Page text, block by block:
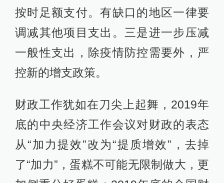
按时足额支付。有缺口的地区一律要
调减其他项目支出。三是进一步压减
一般性支出，除疫情防控需要外，严
控新的增支政策。
财政工作犹如在刀尖上起舞，2019年
底的中央经济工作会议对财政的表态
从“加力提效”改为“提质增效”，去掉
了“加力”，蛋糕不可能无限制做大，更